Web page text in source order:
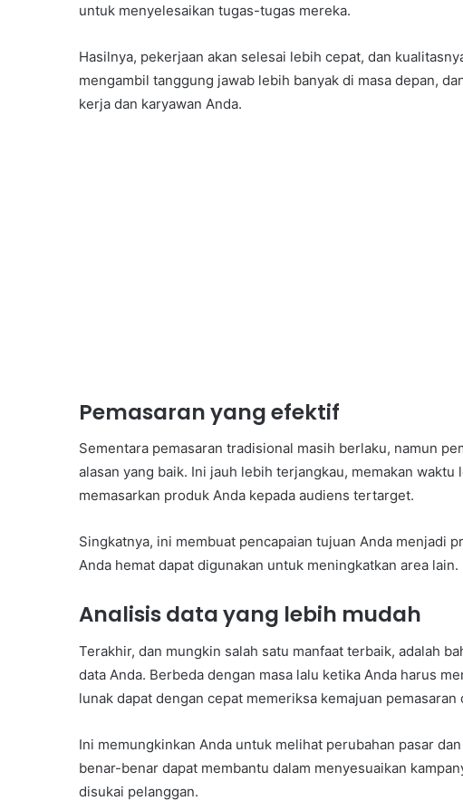
untuk menyelesaikan tugas-tugas mereka.
Hasilnya, pekerjaan akan selesai lebih cepat, dan
mengambil tanggung jawab lebih banyak di masa depan,
kerja dan karyawan Anda.
Pemasaran yang efektif
Sementara pemasaran tradisional masih berlaku, namun
alasan yang baik. Ini jauh lebih terjangkau, memakan
memasarkan produk Anda kepada audiens tertarget.
Singkatnya, ini membuat pencapaian tujuan Anda menjadi
Anda hemat dapat digunakan untuk meningkatkan area lain.
Analisis data yang lebih mudah
Terakhir, dan mungkin salah satu manfaat terbaik, adalah
data Anda. Berbeda dengan masa lalu ketika Anda harus
lunak dapat dengan cepat memeriksa kemajuan
Ini memungkinkan Anda untuk melihat perubahan pasar
benar-benar dapat membantu dalam menyesuaikan
disukai pelanggan.